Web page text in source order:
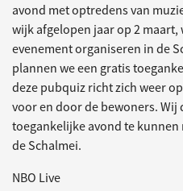
avond met optredens van
wijk afgelopen jaar op 2 maart,
evenement organiseren in de
plannen we een gratis
deze pubquiz richt zich weer
voor en door de bewoners. Wij
toegankelijke avond te
de Schalmei.
NBO Live